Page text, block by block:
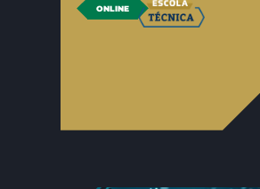
ONLINE